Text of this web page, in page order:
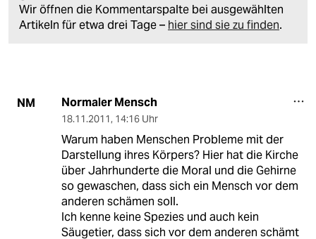
Wir öffnen die Kommentarspalte bei ausgewählten
Artikeln für etwa drei Tage – hier sind sie zu finden.
NM Normaler Mensch
18.11.2011, 14:16 Uhr
Warum haben Menschen Probleme mit der
Darstellung ihres Körpers? Hier hat die Kirche
über Jahrhunderte die Moral und die Gehirne
so gewaschen, dass sich ein Mensch vor dem
anderen schämen soll.
Ich kenne keine Spezies und auch kein
Säugetier, dass sich vor dem anderen schämt